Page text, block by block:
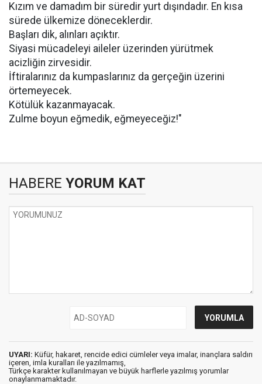
Kızım ve damadım bir süredir yurt dışındadır. En kısa
sürede ülkemize döneceklerdir.
Başları dik, alınları açıktır.
Siyasi mücadeleyi aileler üzerinden yürütmek
acizliğin zirvesidir.
İftiralarınız da kumpaslarınız da gerçeğin üzerini
örtemeyecek.
Kötülük kazanmayacak.
Zulme boyun eğmedik, eğmeyeceğiz!"
HABERE YORUM KAT
UYARI: Küfür, hakaret, rencide edici cümleler veya imalar, inançlara saldırı
içeren, imla kuralları ile yazılmamış,
Türkçe karakter kullanılmayan ve büyük harflerle yazılmış yorumlar
onaylanmamaktadır.